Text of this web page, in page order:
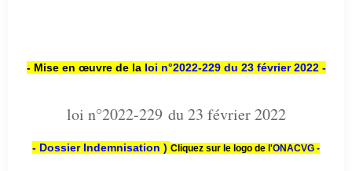
- Mise en œuvre de la loi n°2022-229 du 23 février 2022 -
loi n°2022-229 du 23 février 2022
- Dossier Indemnisation ) Cliquez sur le logo de l'ONACVG -